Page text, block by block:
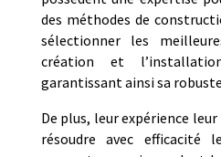
des méthodes de
sélectionner les
création et
garantissant ainsi sa
De plus, leur expérience
résoudre avec efficacité